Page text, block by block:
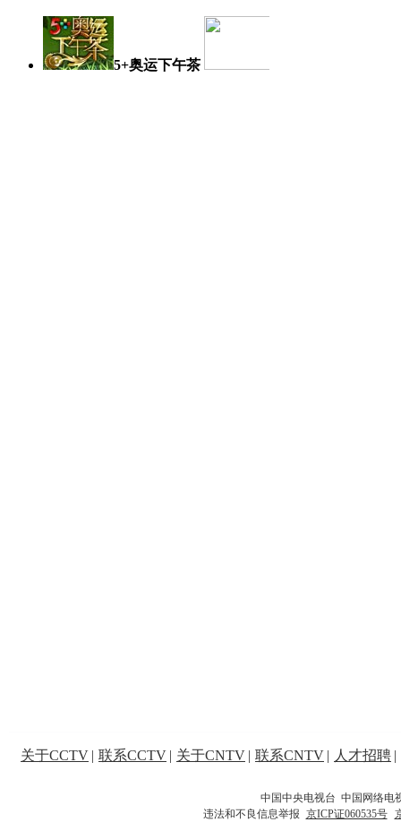
5+奥运下午茶
关于CCTV | 联系CCTV | 关于CNTV | 联系CNTV | 人才招聘 |
中国中央电视台 中国网络电
违法和不良信息举报 京ICP证060535号